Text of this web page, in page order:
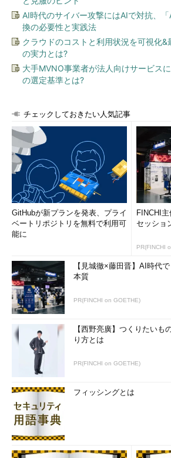
AI時代のサイバー攻撃にはAIで対抗、
換の必要性と実践法
クラウドのコストと利用状況を可視化&
の実力とは?
大手MVNO事業者が法人向けサービス
の選定基準とは?
チェックしておきたい人気記事
GitHubが新プランを発表、プライ
ベートリポジトリを無料で利用可
能に
FINCHI
セッショ
PR(FINCHI
【見城徹×藤田晋】AI時代
本質
PR(FINCHI on GOETHE)
【西野亮廣】つくりたいも
り方とは
PR(FINCHI on GOETHE)
フィッシングとは